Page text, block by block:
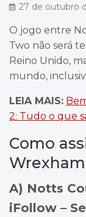
27 de outubro
O jogo entre
Two não será
Reino Unido,
mundo,
LEIA MAIS:
2: Tudo o que
Como
A) Notts
iFollow –